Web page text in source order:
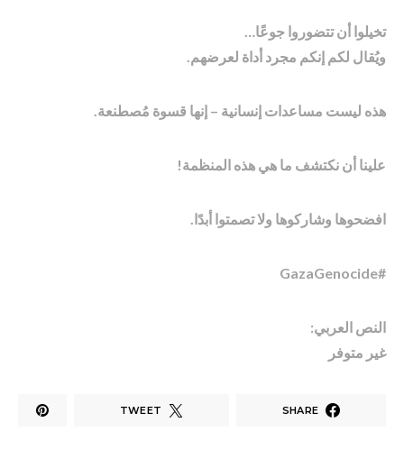
تخيلوا أن تتضوروا جوعًا…
ويُقال لكم إنكم مجرد أداة لعرضهم.
هذه ليست مساعدات إنسانية – إنها قسوة مُصطنعة.
علينا أن نكتشف ما هي هذه المنظمة!
افضحوها وشاركوها ولا تصمتوا أبدًا.
#GazaGenocide
النص العربي:
غير متوفر
SHARE
TWEET